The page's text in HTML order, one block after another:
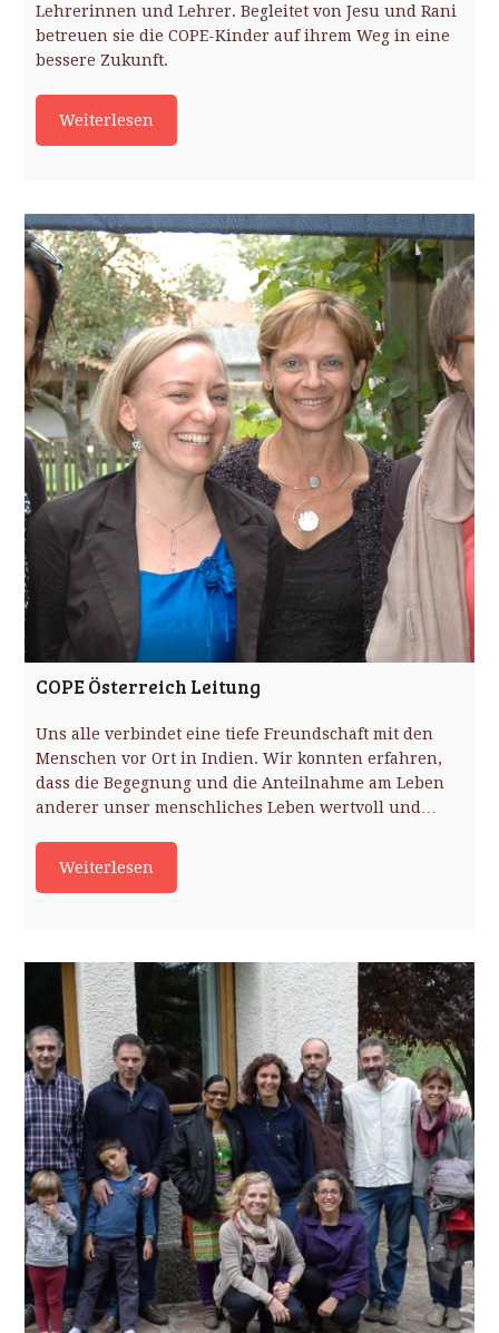
Lehrerinnen und Lehrer. Begleitet von Jesu und Rani
betreuen sie die COPE-Kinder auf ihrem Weg in eine
bessere Zukunft.
Weiterlesen
COPE Österreich Leitung
Uns alle verbindet eine tiefe Freundschaft mit den
Menschen vor Ort in Indien. Wir konnten erfahren,
dass die Begegnung und die Anteilnahme am Leben
anderer unser menschliches Leben wertvoll und…
Weiterlesen